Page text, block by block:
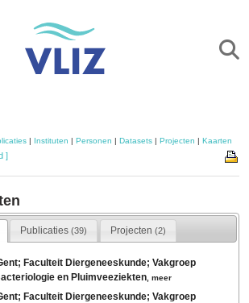
| Instituten | Personen | Datasets| Projecten | Kaarten
]
Publicaties(39) Projecten (2)
Faculteit Diergeneeskunde; Vakgroep
en Pluimveeziekten ,meer
Faculteit Diergeneeskunde; Vakgroep